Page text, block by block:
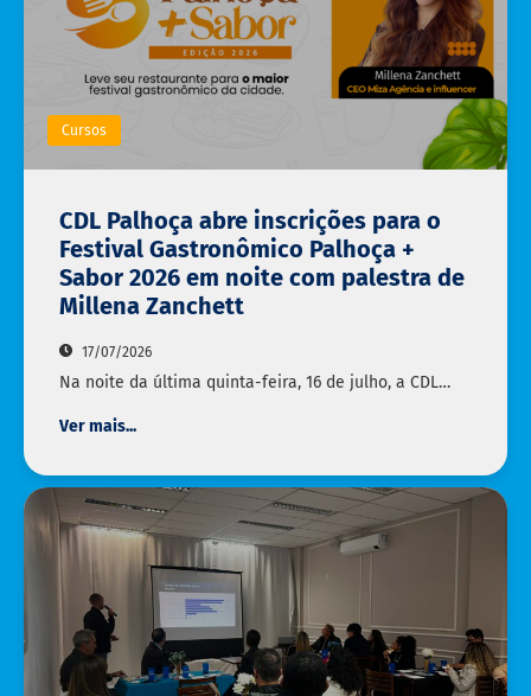
Cursos
CDL Palhoça abre inscrições para o
Festival Gastronômico Palhoça +
Sabor 2026 em noite com palestra de
Millena Zanchett
17/07/2026
Na noite da última quinta-feira, 16 de julho, a CDL…
Ver mais...